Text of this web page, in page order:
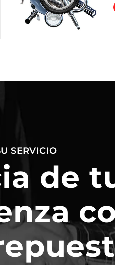
SERVICIO
de